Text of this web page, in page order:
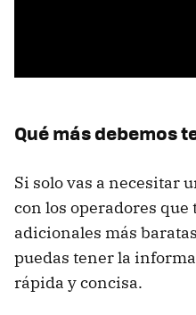
Qué más debemos
Si solo vas a necesitar
con los operadores
adicionales más
puedas tener la
rápida y concisa.